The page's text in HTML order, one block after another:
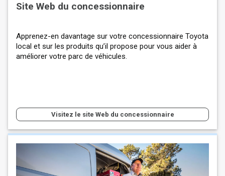
Site Web du concessionnaire
Apprenez-en davantage sur votre concessionnaire Toyota
local et sur les produits qu’il propose pour vous aider à
améliorer votre parc de véhicules.
Visitez le site Web du concessionnaire